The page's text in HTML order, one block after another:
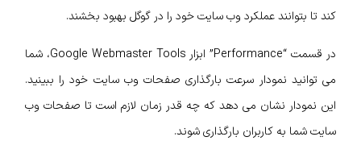
کند تا بتوانند عملکرد وب سایت خود را در گوگل بهبود بخشند.
در قسمت “Performance” ابزار Google Webmaster Tools، شما
می توانید نمودار سرعت بارگذاری صفحات وب سایت خود را ببینید.
این نمودار نشان می دهد که چه قدر زمان لازم است تا صفحات وب
سایت شما به کاربران بارگذاری شوند.